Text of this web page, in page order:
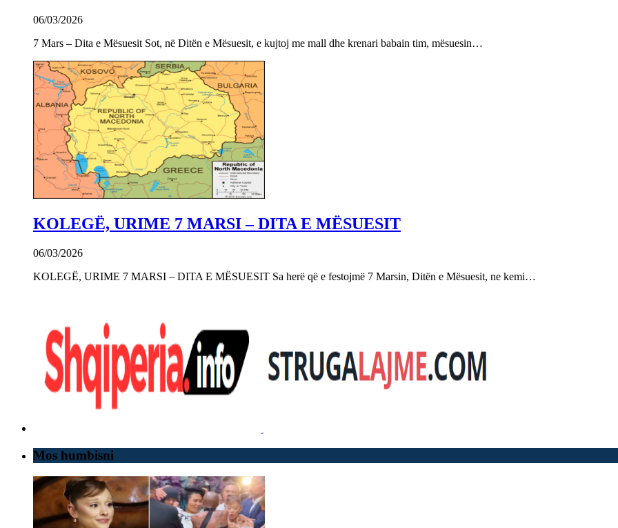
06/03/2026
7 Mars – Dita e Mësuesit Sot, në Ditën e Mësuesit, e kujtoj me mall dhe krenari babain tim, mësuesin…
KOLEGË, URIME 7 MARSI – DITA E MËSUESIT
06/03/2026
KOLEGË, URIME 7 MARSI – DITA E MËSUESIT Sa herë që e festojmë 7 Marsin, Ditën e Mësuesit, ne kemi…
Mos humbisni